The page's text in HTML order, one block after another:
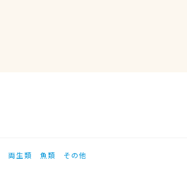
両生類 魚類 その他